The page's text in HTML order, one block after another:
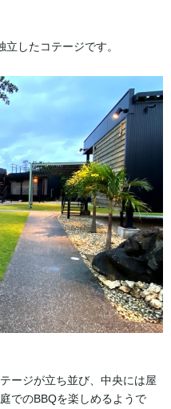
したコテージです。
ージが立ち並び、中央には屋
でのBBQを楽しめるようで